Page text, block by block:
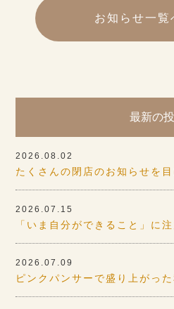
お知らせ一覧
最新の
2026.08.02
たくさんの閉店のお知らせを
2026.07.15
「いま自分ができること」に
2026.07.09
ピンクパンサーで盛り上がっ